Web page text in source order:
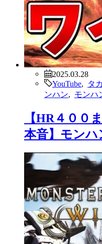
2025.03.28
YouTube
タ
ンハン
モンハ
【HR４００
本音】モン